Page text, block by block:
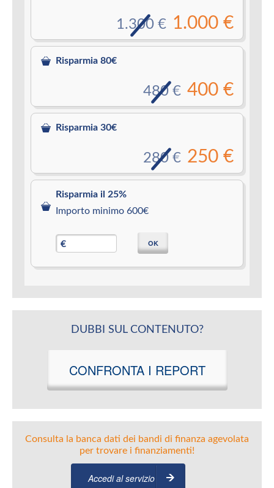
1.000 €
1.300 €
Risparmia 80€
400 €
480 €
Risparmia 30€
250 €
280 €
Risparmia il 25%
Importo minimo 600€
€ OK
DUBBI SUL CONTENUTO?
CONFRONTA I REPORT
Consulta la banca dati dei bandi di finanza agevolata
per trovare i finanziamenti!
Accedi al servizio